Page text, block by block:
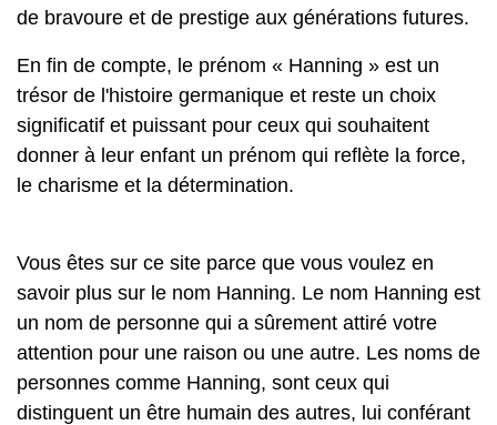
de bravoure et de prestige aux générations futures.
En fin de compte, le prénom « Hanning » est un
trésor de l'histoire germanique et reste un choix
significatif et puissant pour ceux qui souhaitent
donner à leur enfant un prénom qui reflète la force,
le charisme et la détermination.
Vous êtes sur ce site parce que vous voulez en
savoir plus sur le nom Hanning. Le nom Hanning est
un nom de personne qui a sûrement attiré votre
attention pour une raison ou une autre. Les noms de
personnes comme Hanning, sont ceux qui
distinguent un être humain des autres, lui conférant